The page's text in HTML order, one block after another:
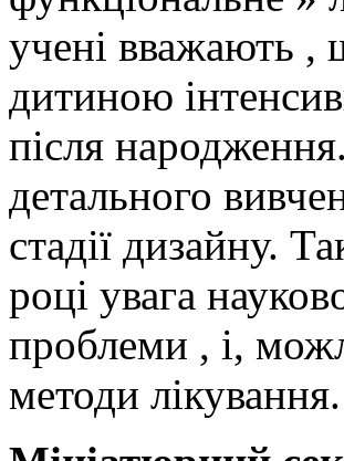
учені вважають ,
дитиною
після
детального
стадії дизайну.
році увага
проблеми , і,
методи лікування.